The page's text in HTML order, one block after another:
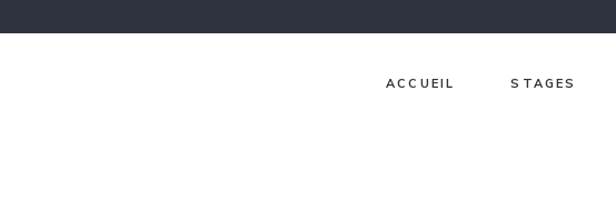
ACCUEIL STAGES